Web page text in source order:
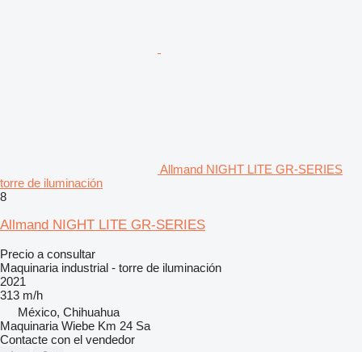
Allmand NIGHT LITE GR-SERIES
torre de iluminación
8
Allmand NIGHT LITE GR-SERIES
Precio a consultar
Maquinaria industrial - torre de iluminación
2021
313 m/h
México, Chihuahua
Maquinaria Wiebe Km 24 Sa
Contacte con el vendedor